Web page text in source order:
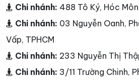
Chi nhánh: 488 Tô Ký, Hóc
Chi nhánh: 03 Nguyễn Oanh,
Vấp, TPHCM
Chi nhánh: 233 Nguyễn Thị
Chi nhánh: 3/11 Trường Chinh,